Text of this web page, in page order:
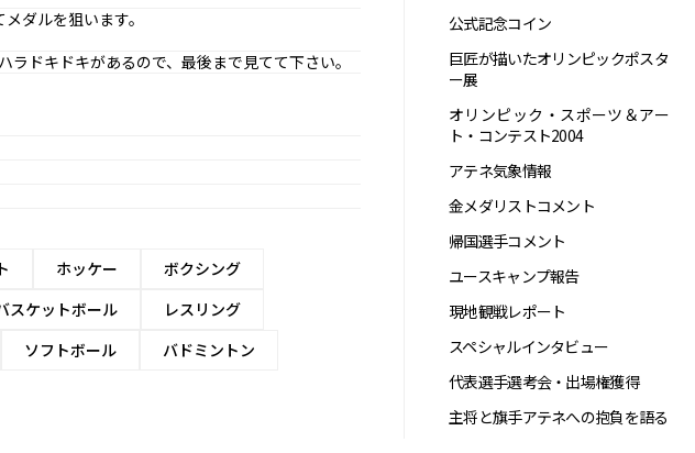
ダルを狙います。
ラドキドキがあるので、最後まで見てて下さい。
ホッケー
ボクシング
スケットボール
レスリング
ソフトボール
バドミントン
公式記念コイン
巨匠が描いたオリンピックポスタ
ー展
オリンピック・スポーツ＆アー
ト・コンテスト2004
アテネ気象情報
金メダリストコメント
帰国選手コメント
ユースキャンプ報告
現地観戦レポート
スペシャルインタビュー
代表選手選考会・出場権獲得
主将と旗手アテネへの抱負を語る